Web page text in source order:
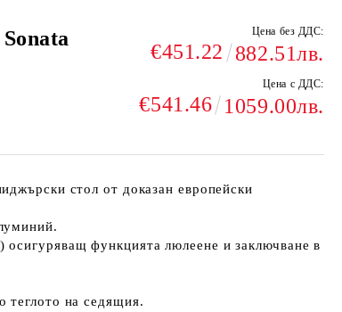
Цена без ДДС:
€451.22 882.51лв.
Цена с ДДС:
€541.46 1059.00лв.
стол от доказан европейски
функцията люлеене и заключване в
теглото на седящия.